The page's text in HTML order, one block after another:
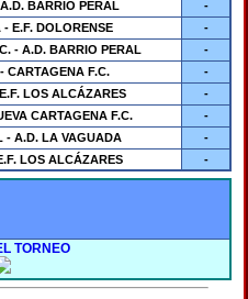
BARRIO PERAL
-
E.F. DOLORENSE
-
- A.D. BARRIO PERAL
-
CARTAGENA F.C.
-
LOS ALCÁZARES
-
CARTAGENA F.C.
-
- A.D. LA VAGUADA
-
LOS ALCÁZARES -
TORNEO